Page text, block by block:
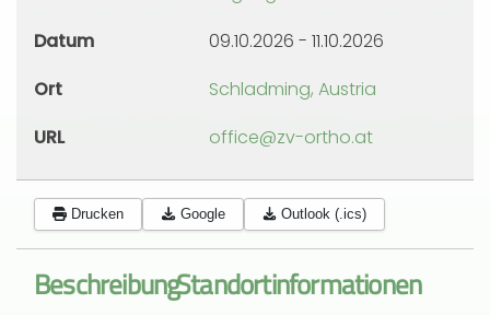
Datum
09.10.2026 - 11.10.2026
Ort
Schladming, Austria
URL
office@zv-ortho.at
Drucken Google Outlook (.ics)
BeschreibungStandortinformationen